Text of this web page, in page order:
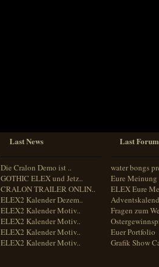
Last News
Die Cralon Demo ist ..
GOTHIC ELEX und Jetz..
CRALON TRAILER ONLIN..
ELEX2 Kalender Dezem..
ELEX2 Kalender Motiv..
ELEX2 Kalender Motiv..
ELEX2 Kalender Motiv..
ELEX2 Kalender Motiv..
Last Forum
water bongs
Eure Meinung
ELEX Eure
Fragen zum
Euer Portfolio
Grafik Show